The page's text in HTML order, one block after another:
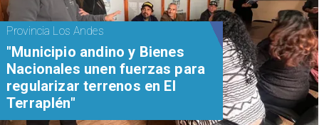
Provincia Los Andes
"Municipio andino y Bienes
Nacionales unen fuerzas para
regularizar terrenos en El
Terraplén"